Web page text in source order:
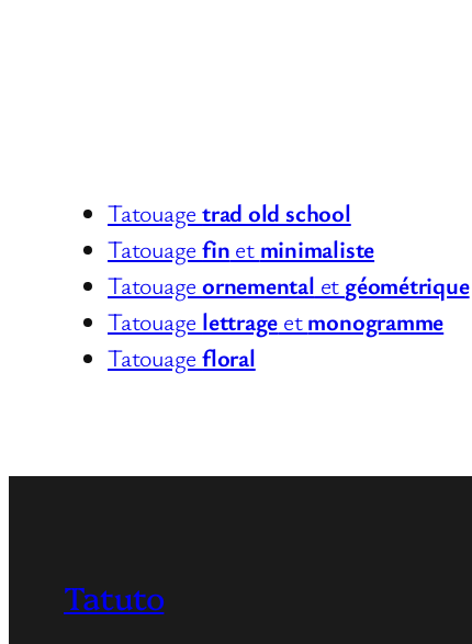
Tatouagetrad old school
Tatouagefin et minimaliste
Tatouageornemental et géométrique
Tatouage lettrage etmonogramme
Tatouagefloral
Tatuto